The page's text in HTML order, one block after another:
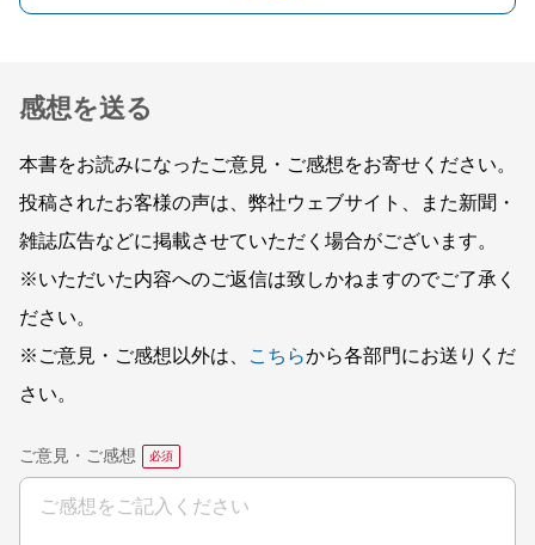
感想を送る
本書をお読みになったご意見・ご感想をお寄せください。
投稿されたお客様の声は、弊社ウェブサイト、また新聞・
雑誌広告などに掲載させていただく場合がございます。
※いただいた内容へのご返信は致しかねますのでご了承く
ださい。
※ご意見・ご感想以外は、
こちらから各部門にお送りくだ
さい。
ご意見・ご感想